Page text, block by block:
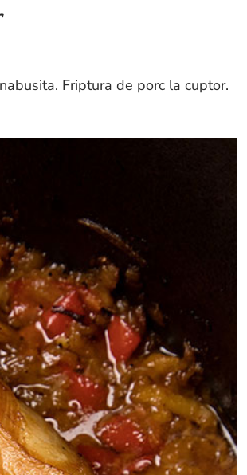
Friptura de porc la cuptor.